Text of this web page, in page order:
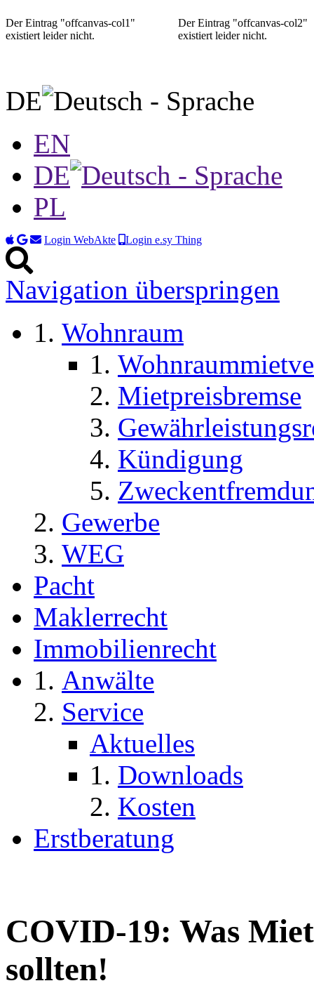
Der Eintrag "offcanvas-col1"
existiert leider nicht.
Der Eintrag "offcanvas-col2"
existiert leider nicht.
DE
EN
DE
PL
Login WebAkte Login e.sy Thing
Navigation überspringen
Wohnraum
Mietpreisbremse
Kündigung
Gewerbe
WEG
Pacht
Maklerrecht
Immobilienrecht
Anwälte
Service
Aktuelles
Downloads
Kosten
Erstberatung
COVID-19: Was
sollten!